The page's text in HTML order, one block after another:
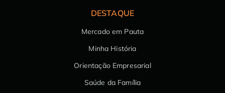
DESTAQUE
Mercado em Pauta
Minha História
Orientação Empresarial
Saúde da Família